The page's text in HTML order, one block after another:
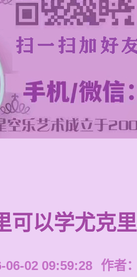
可以学尤克
06-02 09:59:28 作者：